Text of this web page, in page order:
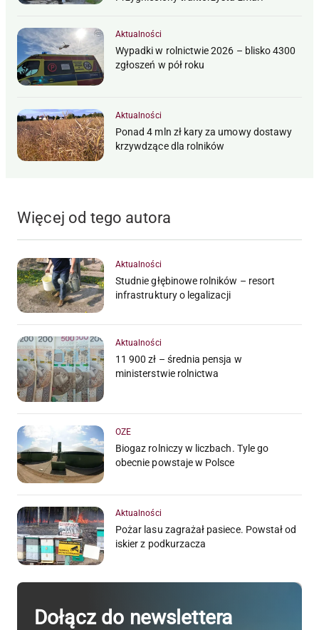
Aktualności
Wypadki w rolnictwie 2026 – blisko 4300
zgłoszeń w pół roku
Aktualności
Ponad 4 mln zł kary za umowy dostawy
krzywdzące dla rolników
Więcej od tego autora
Aktualności
Studnie głębinowe rolników – resort
infrastruktury o legalizacji
Aktualności
11 900 zł – średnia pensja w
ministerstwie rolnictwa
OZE
Biogaz rolniczy w liczbach. Tyle go
obecnie powstaje w Polsce
Aktualności
Pożar lasu zagrażał pasiece. Powstał od
iskier z podkurzacza
Dołącz do newslettera